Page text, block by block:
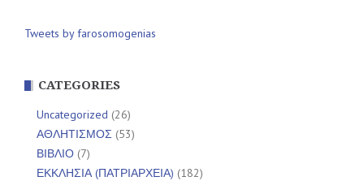
Tweets by farosomogenias
CATEGORIES
Uncategorized (26)
ΑΘΛΗΤΙΣΜΟΣ (53)
ΒΙΒΛΙΟ (7)
ΕΚΚΛΗΣΙΑ (ΠΑΤΡΙΑΡΧΕΙΑ) (182)